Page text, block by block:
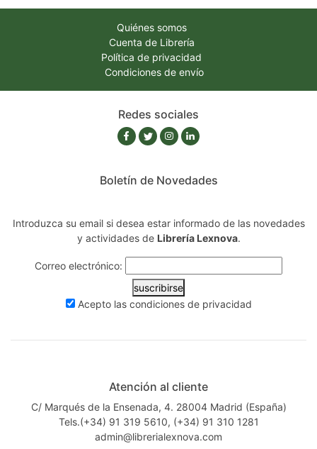
Quiénes somos
Cuenta de Librería
Política de privacidad
Condiciones de envío
Redes sociales
Boletín de Novedades
Introduzca su email si desea estar informado de las novedades
y actividades de Librería Lexnova.
Correo electrónico:
suscribirse
Acepto las condiciones de privacidad
Atención al cliente
C/ Marqués de la Ensenada, 4. 28004 Madrid (España)
Tels.(+34) 91 319 5610, (+34) 91 310 1281
admin@librerialexnova.com